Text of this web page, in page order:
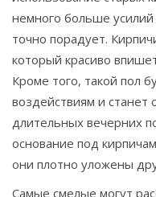
немного больше усилий
точно порадует.
который красиво
Кроме того, такой пол
воздействиям и
длительных вечерних
основание под
они плотно уложены
Самые смелые могут